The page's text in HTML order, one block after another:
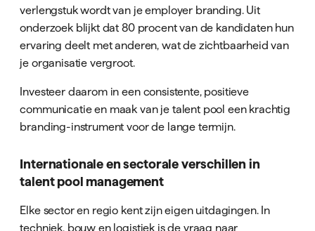
verlengstuk wordt van je employer branding. Uit
onderzoek blijkt dat 80 procent van de kandidaten hun
ervaring deelt met anderen, wat de zichtbaarheid van
je organisatie vergroot.
Investeer daarom in een consistente, positieve
communicatie en maak van je talent pool een krachtig
branding-instrument voor de lange termijn.
Internationale en sectorale verschillen in
talent pool management
Elke sector en regio kent zijn eigen uitdagingen. In
techniek, bouw en logistiek is de vraag naar